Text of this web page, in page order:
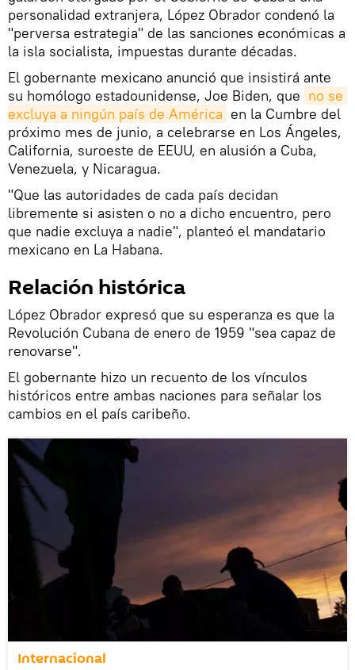
personalidad extranjera, López Obrador condenó la
"perversa estrategia" de las sanciones económicas a
la isla socialista, impuestas durante décadas.
El gobernante mexicano anunció que insistirá ante
su homólogo estadounidense, Joe Biden, que no se
excluya a ningún país de América en la Cumbre del
próximo mes de junio, a celebrarse en Los Ángeles,
California, suroeste de EEUU, en alusión a Cuba,
Venezuela, y Nicaragua.
"Que las autoridades de cada país decidan
libremente si asisten o no a dicho encuentro, pero
que nadie excluya a nadie", planteó el mandatario
mexicano en La Habana.
Relación histórica
López Obrador expresó que su esperanza es que la
Revolución Cubana de enero de 1959 "sea capaz de
renovarse".
El gobernante hizo un recuento de los vínculos
históricos entre ambas naciones para señalar los
cambios en el país caribeño.
Internacional